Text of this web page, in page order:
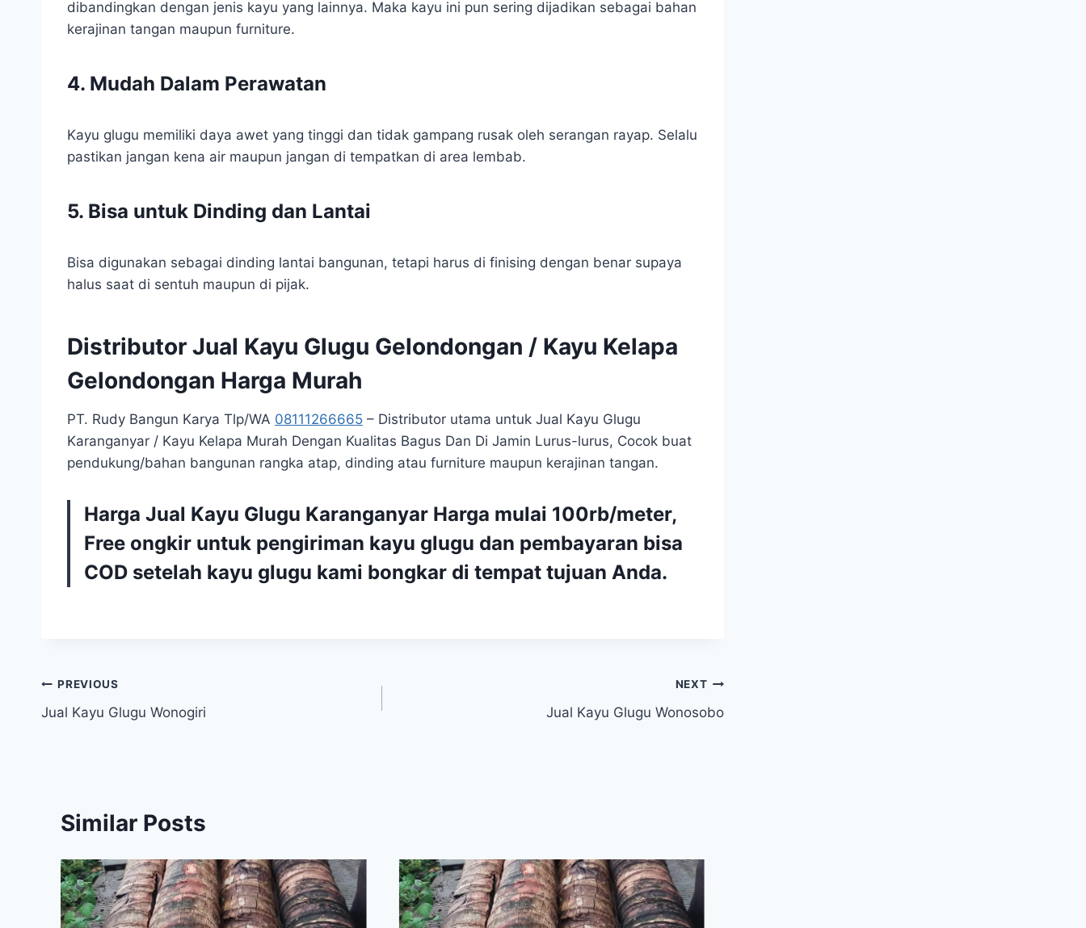
dibandingkan dengan jenis kayu yang lainnya. Maka kayu ini pun sering dijadikan sebagai bahan
kerajinan tangan maupun furniture.
4. Mudah Dalam Perawatan
Kayu glugu memiliki daya awet yang tinggi dan tidak gampang rusak oleh serangan rayap. Selalu
pastikan jangan kena air maupun jangan di tempatkan di area lembab.
5. Bisa untuk Dinding dan Lantai
Bisa digunakan sebagai dinding lantai bangunan, tetapi harus di finising dengan benar supaya
halus saat di sentuh maupun di pijak.
Distributor Jual Kayu Glugu Gelondongan / Kayu Kelapa
Gelondongan Harga Murah
PT. Rudy Bangun Karya Tlp/WA 08111266665 – Distributor utama untuk Jual Kayu Glugu
Karanganyar / Kayu Kelapa Murah Dengan Kualitas Bagus Dan Di Jamin Lurus-lurus, Cocok buat
pendukung/bahan bangunan rangka atap, dinding atau furniture maupun kerajinan tangan.
Harga Jual Kayu Glugu Karanganyar Harga mulai 100rb/meter,
Free ongkir untuk pengiriman kayu glugu dan pembayaran bisa
COD setelah kayu glugu kami bongkar di tempat tujuan Anda.
Navigasi
pos
PREVIOUS
Jual Kayu Glugu Wonogiri
NEXT
Jual Kayu Glugu Wonosobo
Similar Posts